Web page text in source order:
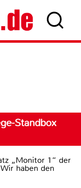
Standbox
„Monitor 1“ der
haben den